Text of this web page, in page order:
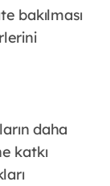
bakılması
daha
katkı